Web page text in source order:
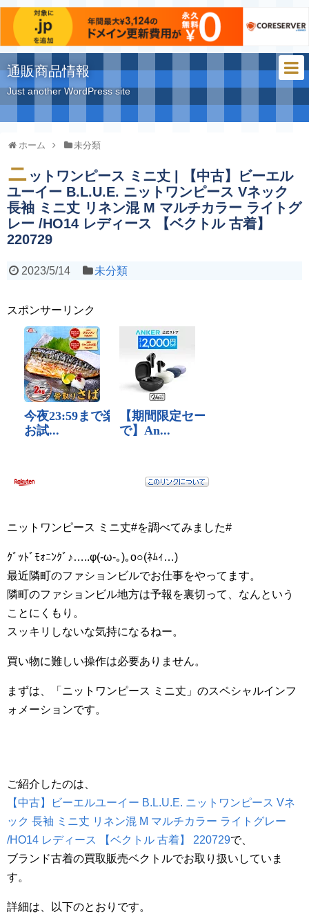
通販商品情報
Just another WordPress site
ホーム 未分類
ニ ットワンピース ミニ丈 | 【中古】ビーエル
ユーイー B.L.U.E. ニットワンピース Vネック
長袖 ミニ丈 リネン混 M マルチカラー ライトグ
レー /HO14 レディース 【ベクトル 古着】
220729
2023/5/14 未分類
スポンサーリンク
ニットワンピース ミニ丈#を調べてみました#
ｸﾞｯﾄﾞﾓｫﾆﾝｸﾞ♪…..φ(-ω-｡)｡o○(ﾈﾑｨ…)
最近隣町のファションビルでお仕事をやってます。
隣町のファションビル地方は予報を裏切って、なんという
ことにくもり。
スッキリしないな気持になるねー。
買い物に難しい操作は必要ありません。
まずは、「ニットワンピース ミニ丈」のスペシャルインフ
ォメーションです。
ご紹介したのは、
【中古】ビーエルユーイー B.L.U.E. ニットワンピース Vネ
ック 長袖 ミニ丈 リネン混 M マルチカラー ライトグレー
/HO14 レディース 【ベクトル 古着】 220729で、
ブランド古着の買取販売ベクトルでお取り扱いしていま
す。
詳細は、以下のとおりです。